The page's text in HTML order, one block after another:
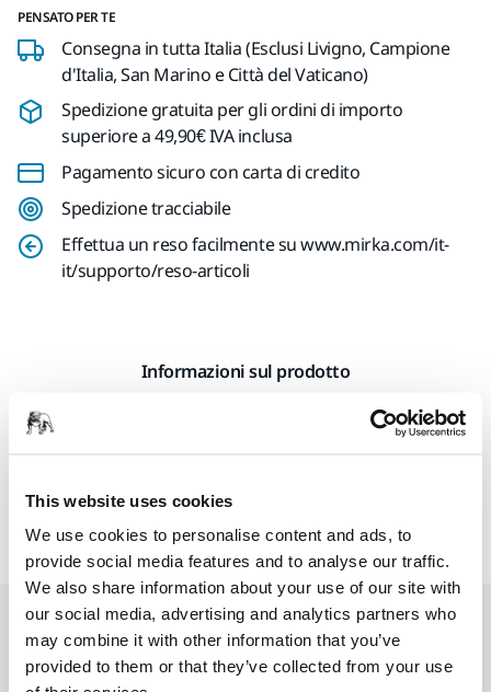
This website uses cookies
We use cookies to personalise content and ads, to
provide social media features and to analyse our traffic.
We also share information about your use of our site with
our social media, advertising and analytics partners who
may combine it with other information that you’ve
provided to them or that they’ve collected from your use
PENSATO PER TE
Consegna in tutta Italia (Esclusi Livigno, Campione
d'Italia, San Marino e Città del Vaticano)
Spedizione gratuita per gli ordini di importo
superiore a 49,90€ IVA inclusa
Pagamento sicuro con carta di credito
Spedizione tracciabile
Effettua un reso facilmente su www.mirka.com/it-
it/supporto/reso-articoli
Informazioni sul prodotto
Download
Accessorio fissaggio che consente di agganciare la cassetta
Prodotti correlati